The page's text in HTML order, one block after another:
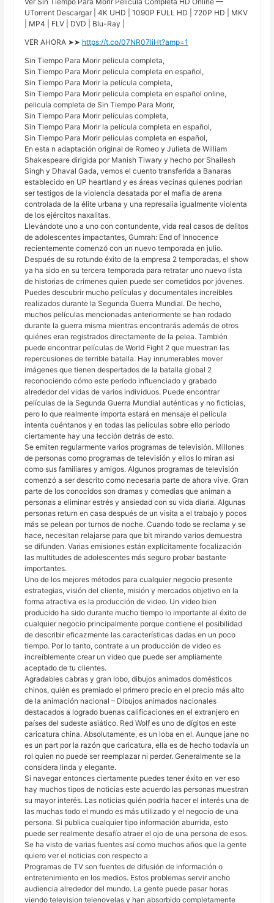
UTorrent Descargar | 4K UHD | 1090P FULL HD | 720P HD | MKV
| MP4 | FLV | DVD | Blu-Ray |
VER AHORA ➤➤ https://t.co/07NR07IiHt?amp=1
Sin Tiempo Para Morir pelicula completa,
Sin Tiempo Para Morir pelicula completa en español,
Sin Tiempo Para Morir la película completa,
Sin Tiempo Para Morir pelicula completa en español online,
pelicula completa de Sin Tiempo Para Morir,
Sin Tiempo Para Morir películas completa,
Sin Tiempo Para Morir la película completa en español,
Sin Tiempo Para Morir peliculas completa en español,
En esta n adaptación original de Romeo y Julieta de William
Shakespeare dirigida por Manish Tiwary y hecho por Shailesh
Singh y Dhaval Gada, vemos el cuento transferida a Banaras
establecido en UP heartland y es áreas vecinas quienes podrían
ser testigos de la violencia desatada por el mafia de arena
controlada de la élite urbana y una represalia igualmente violenta
de los ejércitos naxalitas.
Llevándote uno a uno con contundente, vida real casos de delitos
de adolescentes impactantes, Gumrah: End of Innocence
recientemente comenzó con un nuevo temporada en julio.
Después de su rotundo éxito de la empresa 2 temporadas, el show
ya ha sido en su tercera temporada para retratar uno nuevo lista
de historias de crímenes quien puede ser cometidos por jóvenes.
Puedes descubrir mucho películas y documentales increíbles
realizados durante la Segunda Guerra Mundial. De hecho,
muchos películas mencionadas anteriormente se han rodado
durante la guerra misma mientras encontrarás además de otros
quiénes eran registrados directamente de la pelea. También
puede encontrar películas de World Fight 2 que muestran las
repercusiones de terrible batalla. Hay innumerables mover
imágenes que tienen despertados de la batalla global 2
reconociendo cómo este período influenciado y grabado
alrededor del vidas de varios individuos. Puede encontrar
películas de la Segunda Guerra Mundial auténticas y no ficticias,
pero lo que realmente importa estará en mensaje el película
intenta cuéntanos y en todas las películas sobre ello período
ciertamente hay una lección detrás de esto.
Se emiten regularmente varios programas de televisión. Millones
de personas como programas de televisión y ellos lo miran así
como sus familiares y amigos. Algunos programas de televisión
comenzó a ser descrito como necesaria parte de ahora vive. Gran
parte de los conocidos son dramas y comedias que animan a
personas a eliminar estrés y ansiedad con su vida diaria. Algunas
personas return en casa después de un visita a el trabajo y pocos
más se pelean por turnos de noche. Cuando todo se reclama y se
hace, necesitan relajarse para que bit mirando varios demuestra
se difunden. Varias emisiones están explícitamente focalización
las multitudes de adolescentes más seguro probar bastante
importantes.
Uno de los mejores métodos para cualquier negocio presente
estrategias, visión del cliente, misión y mercados objetivo en la
forma atractiva es la producción de video. Un video bien
producido ha sido durante mucho tiempo lo importante al éxito de
cualquier negocio principalmente porque contiene el posibilidad
de describir eficazmente las características dadas en un poco
tiempo. Por lo tanto, contrate a un producción de video es
increíblemente crear un video que puede ser ampliamente
aceptado de tu clientes.
Agradables cabras y gran lobo, dibujos animados domésticos
chinos, quién es premiado el primero precio en el precio más alto
de la animación nacional – Dibujos animados nacionales
destacados a logrado buenas calificaciones en el extranjero en
países del sudeste asiático. Red Wolf es uno de dígitos en este
caricatura china. Absolutamente, es un loba en el. Aunque jane no
es un part por la razón que caricatura, ella es de hecho todavía un
rol quien no puede ser reemplazar ni perder. Generalmente se la
considera linda y elegante.
Si navegar entonces ciertamente puedes tener éxito en ver eso
hay muchos tipos de noticias este acuerdo las personas muestran
su mayor interés. Las noticias quién podría hacer el interés una de
las muchas todo el mundo es más utilizado y el negocio de una
persona. Si publica cualquier tipo información aburrida, esto
puede ser realmente desafío atraer el ojo de una persona de esos.
Se ha visto de varias fuentes así como muchos años que la gente
quiero ver el noticias con respecto a
Programas de TV son fuentes de difusión de información o
entretenimiento en los medios. Estos problemas servir ancho
audiencia alrededor del mundo. La gente puede pasar horas
viendo television telenovelas y han absorbido completamente